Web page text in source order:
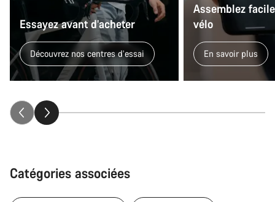
Essayez avant d’acheter
Découvrez nos centres d’essai
Assemblez
vélo
En savoir plus
Catégories associées